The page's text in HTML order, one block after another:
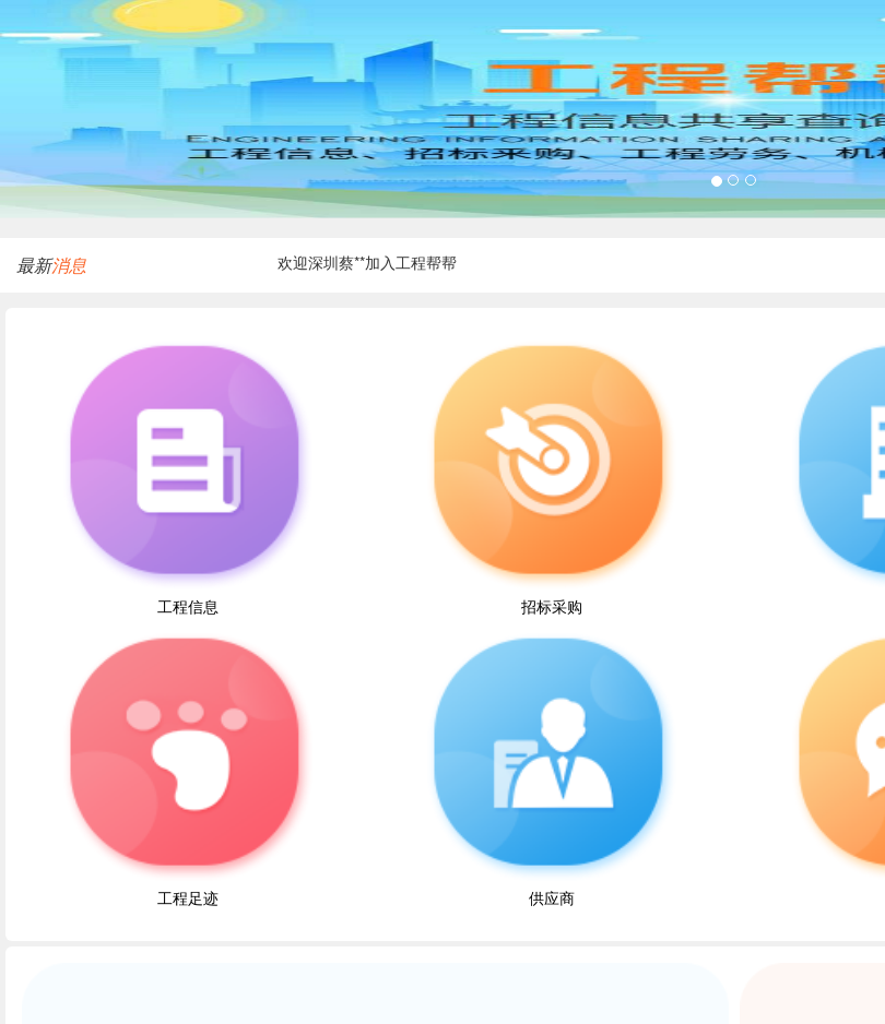
最新消息
欢迎四川张**加入工程帮帮
欢迎贵州赵**加入工程帮帮
欢迎深圳蔡**加入工程帮帮
欢迎河南王**加入工程帮帮
欢迎重庆程**加入工程帮帮
工程信息 招标采购
工程足迹 供应商